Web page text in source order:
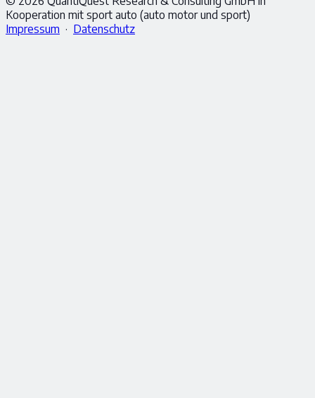
Kooperation mit sport auto (auto motor und sport)
Impressum · Datenschutz